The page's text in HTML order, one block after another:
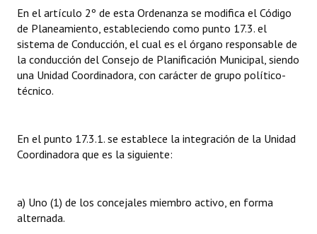
Resoluciones
Resoluciones de Presidencia
INSTITUCIONAL
Registros y Distinciones
Premio al Mérito - Registro
En el artículo 2º de esta Ordenanza se modifica el Código
de Planeamiento, estableciendo como punto 17.3. el
sistema de Conducción, el cual es el órgano responsable de
la conducción del Consejo de Planificación Municipal, siendo
una Unidad Coordinadora, con carácter de grupo político-
técnico.
En el punto 17.3.1. se establece la integración de la Unidad
Coordinadora que es la siguiente:
a) Uno (1) de los concejales miembro activo, en forma
alternada.